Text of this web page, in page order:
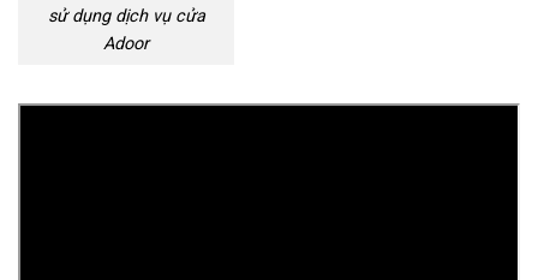
sử dụng dịch vụ cửa
Adoor